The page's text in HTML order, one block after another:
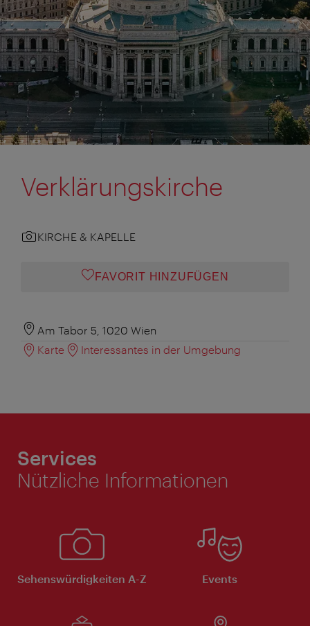
Verklärungskirche
KIRCHE & KAPELLE
FAVORIT HINZUFÜGEN
Am Tabor 5, 1020 Wien
Karte
Interessantes in der Umgebung
Services
Nützliche Informationen
Sehenswürdigkeiten A-Z Events